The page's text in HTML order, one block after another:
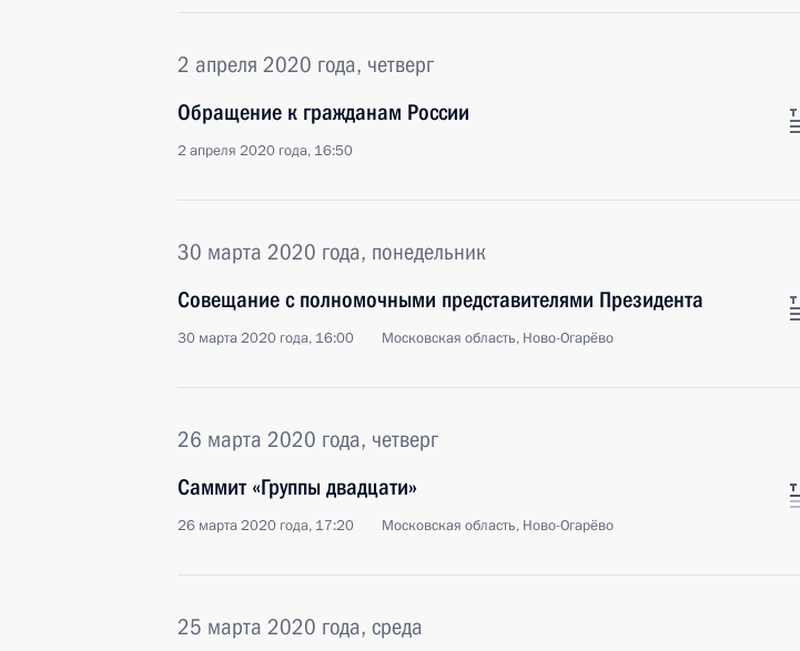
2 апреля 2020 года, четверг
Обращение к гражданам России
2 апреля 2020 года, 16:50
30 марта 2020 года, понедельник
Совещание с полномочными представителями Президента
30 марта 2020 года, 16:00 Московская область, Ново-Огарёво
26 марта 2020 года, четверг
Саммит «Группы двадцати»
26 марта 2020 года, 17:20 Московская область, Ново-Огарёво
25 марта 2020 года, среда